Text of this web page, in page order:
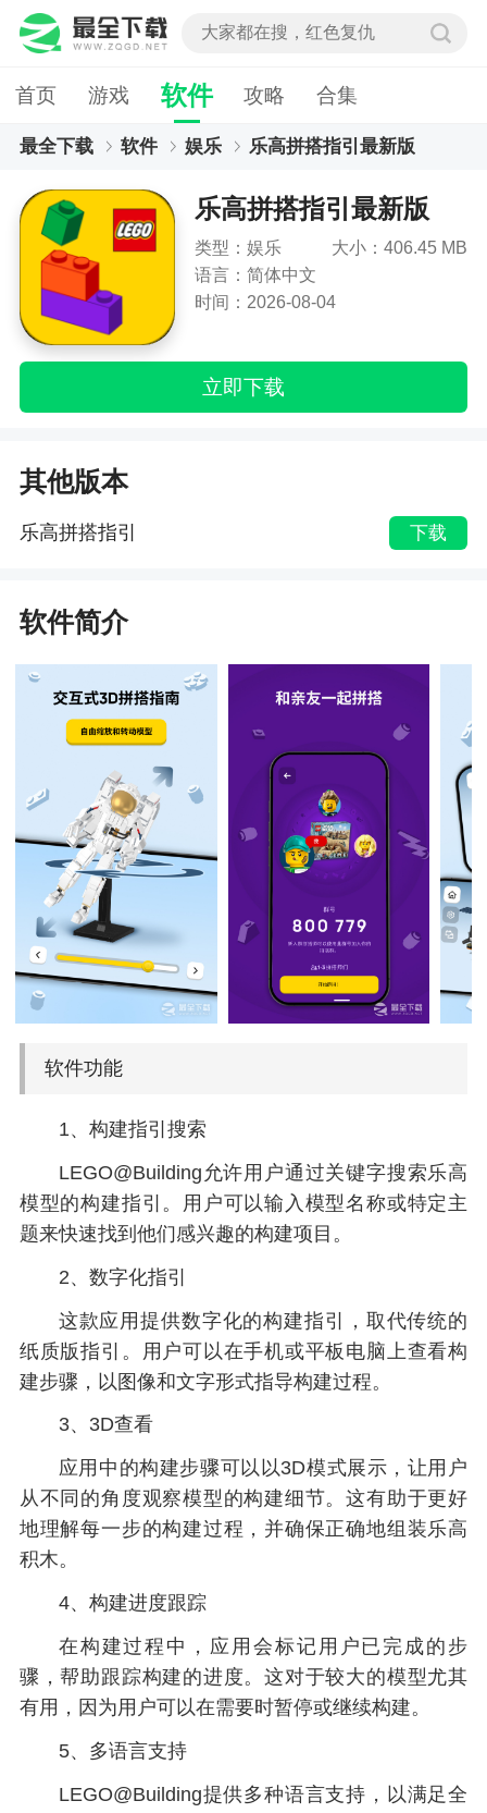
首页 游戏 软件 攻略 合集
最全下载 软件 娱乐 乐高拼搭指引最新版
乐高拼搭指引最新版
类型：娱乐
大小：406.45 MB
语言：简体中文
时间：2026-08-04
立即下载
其他版本
乐高拼搭指引 下载
软件简介
软件功能
1、构建指引搜索
LEGO@Building允许用户通过关键字搜索乐高
模型的构建指引。用户可以输入模型名称或特定主
题来快速找到他们感兴趣的构建项目。
2、数字化指引
这款应用提供数字化的构建指引，取代传统的
纸质版指引。用户可以在手机或平板电脑上查看构
建步骤，以图像和文字形式指导构建过程。
3、3D查看
应用中的构建步骤可以以3D模式展示，让用户
从不同的角度观察模型的构建细节。这有助于更好
地理解每一步的构建过程，并确保正确地组装乐高
积木。
4、构建进度跟踪
在构建过程中，应用会标记用户已完成的步
骤，帮助跟踪构建的进度。这对于较大的模型尤其
有用，因为用户可以在需要时暂停或继续构建。
5、多语言支持
LEGO@Building提供多种语言支持，以满足全